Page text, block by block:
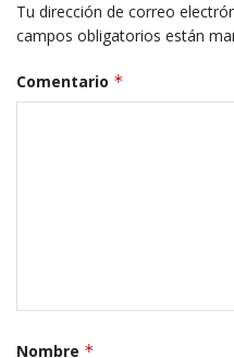
Tu dirección de correo
campos obligatorios están
Comentario *
Nombre *